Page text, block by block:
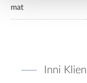
mat
Inni